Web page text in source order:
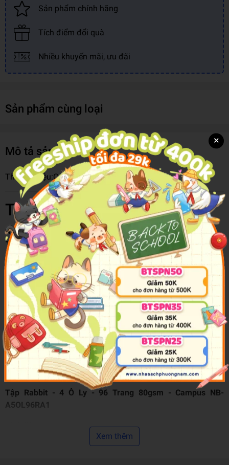
Sản phẩm chính hãng
Tích điểm đổi quà
Nhiều khuyến mãi, ưu đãi
Sản phẩm cùng loại
Mô tả sản phẩm
Thương hiệu:Campus
Thông tin chi tiết
Mã hàng
8936038729366
Tên Nhà Cung Cấp
Vĩnh Thịnh
Thương Hiệu
Campus
Xuất Xứ Thương Hiệu
Thương Hiệu Nhật
Nơi Gia Công & Sản Xuất Việt Nam
Màu sắc
Nhiều màu
Chất liệu
Giấy
Trọng lượng (gr)
132
Kích Thước Bao Bì
20.5 x 15.5 x 0.5 cm
Sản phẩm bán chạy
nhất
Top 100 sản phẩm Tập - Vở bán chạy của
tháng
Tập Rabbit - 4 Ô Ly - 96 Trang 80gsm - Campus NB-
A5OL96RA1
Được làm từ giấy trắng cao cấp, mặt giấy láng mịn, viết êm
Xem thêm
×